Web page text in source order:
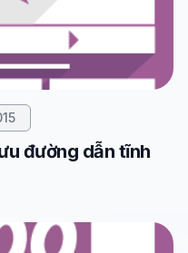
đường dẫn tĩnh